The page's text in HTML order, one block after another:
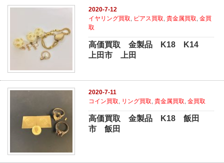
2020-7-12
イヤリング買取, ピアス買取,貴金属買取,金買
取
高価買取 金製品 K18 K14
上田市 上田
2020-7-11
コイン買取
リング買取 ,貴金属買取 ,金買取
高価買取 金製品 K18 飯田
市 飯田